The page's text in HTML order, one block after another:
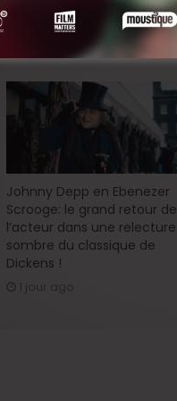
Farewell »
Related Articles
Johnny Depp en Ebenezer
Scrooge: le grand retour de
l’acteur dans une relecture
sombre du classique de
Dickens !